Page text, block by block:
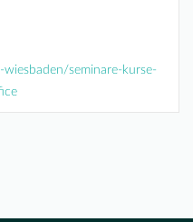
seminare-kurse-